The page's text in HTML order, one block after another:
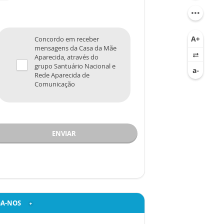
Concordo em receber
mensagens da Casa da Mãe
Aparecida, através do
grupo Santuário Nacional e
Rede Aparecida de
Comunicação
ENVIAR
NOS